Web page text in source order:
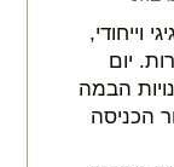
וייחודי,
יום
מרכז אמנויות הבמה
הכניסה